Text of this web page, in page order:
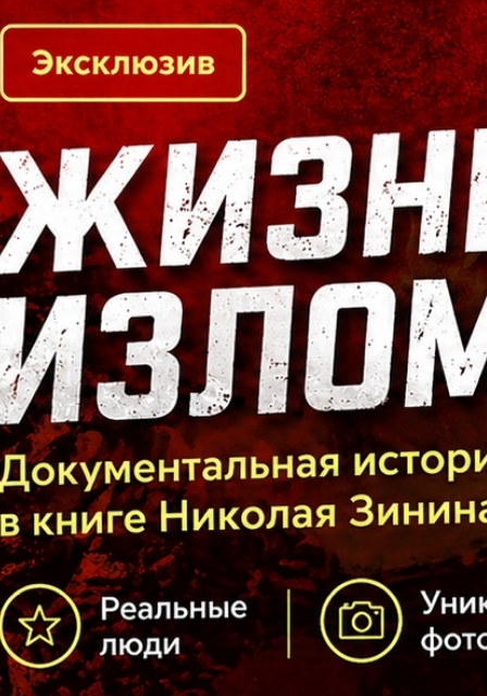
Кто есть кто в Байкальском регионе